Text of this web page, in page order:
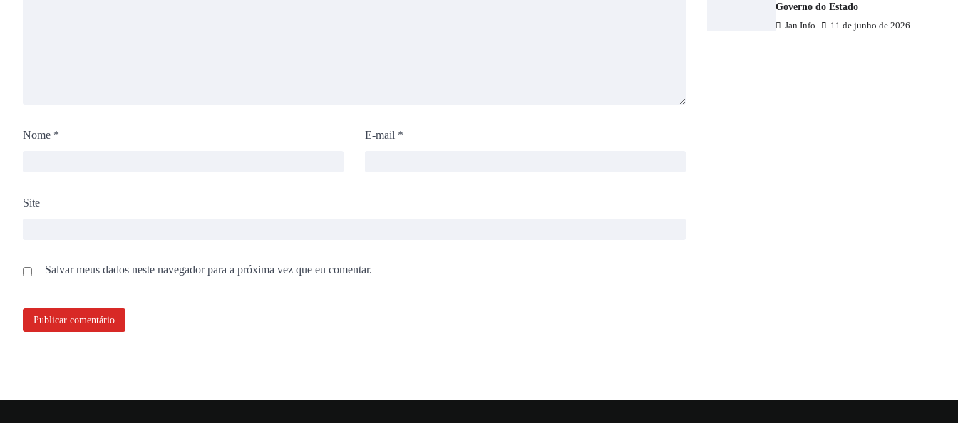
Nome * E-mail *
Site
Salvar meus dados neste navegador para a próxima vez que eu comentar.
Governo do Estado
Jan Info 11 de junho de 2026